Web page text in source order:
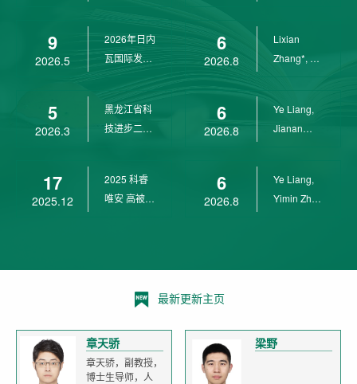
9
2026.5
2026年日内
瓦国际发明
5
2026.3
黑龙江省科
技进步二等
17
2025.12
2025 科睿
唯安 高被引
6
2026.8
Lixian
Zhang*, Ye
6
2026.8
Ye Liang,
Jianan
6
2026.8
Ye Liang,
Yimin Zhu,
最新更新主页
章天骄
章天骄，副教授，
博士生导师，人
梁野